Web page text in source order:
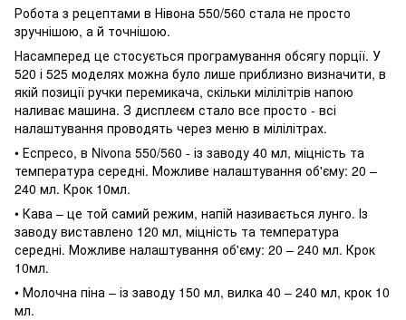
Робота з рецептами в Нівона 550/560 стала не просто
зручнішою, а й точнішою.
Насамперед це стосується програмування обсягу порції. У
520 і 525 моделях можна було лише приблизно визначити, в
якій позиції ручки перемикача, скільки мілілітрів напою
наливає машина. З дисплеєм стало все просто - всі
налаштування проводять через меню в мілілітрах.
• Еспресо, в Nivona 550/560 - із заводу 40 мл, міцність та
температура середні. Можливе налаштування об'єму: 20 –
240 мл. Крок 10мл.
• Кава – це той самий режим, напій називається лунго. Із
заводу виставлено 120 мл, міцність та температура
середні. Можливе налаштування об'єму: 20 – 240 мл. Крок
10мл.
• Молочна піна – із заводу 150 мл, вилка 40 – 240 мл, крок 10
мл.